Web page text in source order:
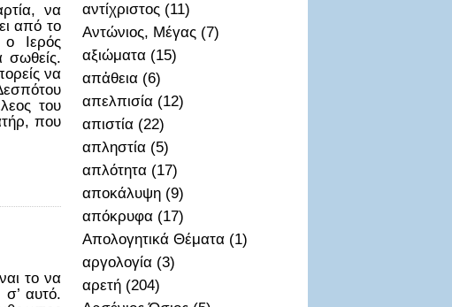
να
από το
Ιερός
σωθείς.
να
του
που
το να
αυτό.
αντίχριστος (11)
Αντώνιος, Μέγας (7)
αξιώματα (15)
απἀθεια (6)
απελπισία (12)
απιστία (22)
απληστία (5)
απλότητα (17)
αποκάλυψη (9)
απόκρυφα (17)
Απολογητικά Θέματα (1)
αργολογία (3)
αρετή (204)